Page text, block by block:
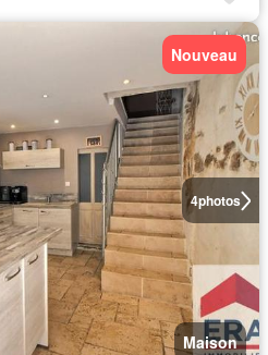
4photos
Nouveau
Maison